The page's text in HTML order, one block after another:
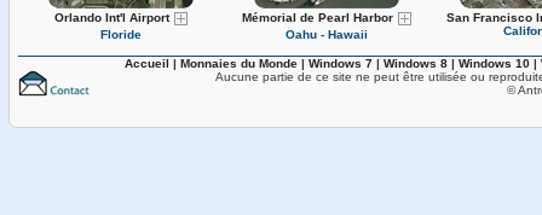
Orlando Int'l Airport
Floride
Mémorial de Pearl Harbor
Oahu - Hawaii
San Francisco
Accueil | Monnaies du Monde | Windows 7 | Windows 8 | Windows 10 |
Aucune partie de ce site ne peut être utilisée ou
©